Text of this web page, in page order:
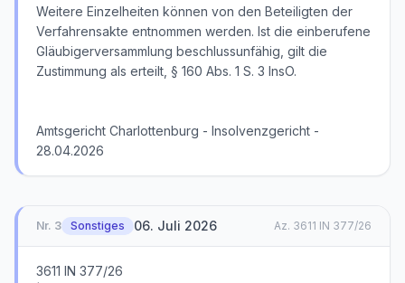
Weitere Einzelheiten können von den Beteiligten der
Verfahrensakte entnommen werden. Ist die einberufene
Gläubigerversammlung beschlussunfähig, gilt die
Zustimmung als erteilt, § 160 Abs. 1 S. 3 InsO.
Amtsgericht Charlottenburg - Insolvenzgericht -
28.04.2026
Nr. 3 Sonstiges 06. Juli 2026 Az. 3611 IN 377/26
3611 IN 377/26